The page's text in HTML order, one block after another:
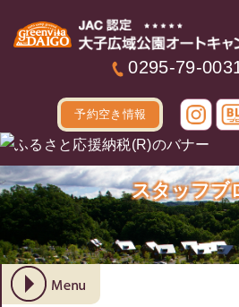
0295-79-
予約空き情報
スタッフブ